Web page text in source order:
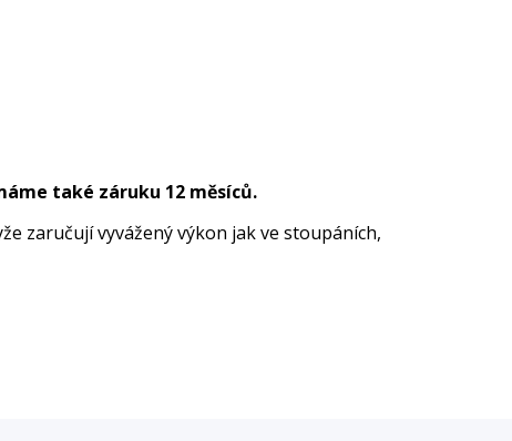
také záruku 12 měsíců.
zaručují vyvážený výkon jak ve stoupáních,